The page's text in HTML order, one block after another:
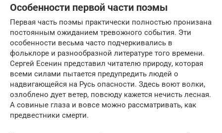
Особенности первой части поэмы
Первая часть поэмы практически полностью пронизана
постоянным ожиданием тревожного события. Эти
особенности весьма часто подчеркивались в
фольклоре и разнообразной литературе того времени.
Сергей Есенин представил читателю природу, которая
всеми силами пытается предупредить людей о
надвигающейся на Русь опасности. Здесь воют волки,
озлоблено дует ветер, повсюду кажется нечисть лесная.
А совиные глаза и вовсе можно рассматривать, как
предвестники смерти.